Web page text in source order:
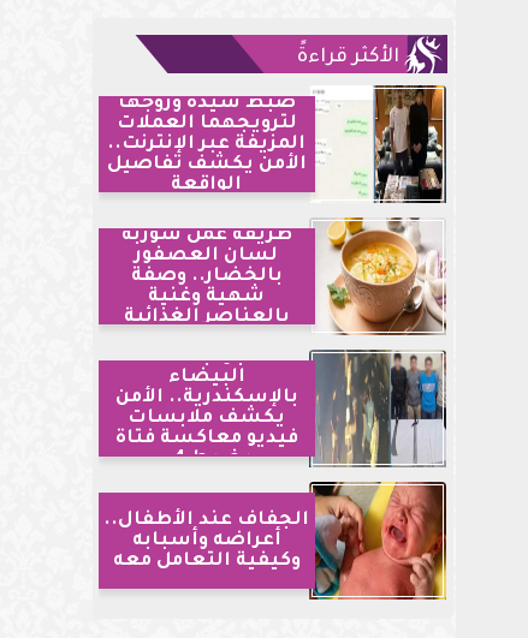
الأكثر قراءةً
ضبط سيدة وزوجها
لترويجهما العملات
المزيفة عبر الإنترنت..
الأمن يكشف تفاصيل
الواقعة
طريقة عمل شوربة
لسان العصفور
بالخضار.. وصفة
شهية وغنية
بالعناصر الغذائية
مشاجرة بالأسلحة
البيضاء
بالإسكندرية.. الأمن
يكشف ملابسات
فيديو معاكسة فتاة
ويضبط 4...
الجفاف عند الأطفال..
أعراضه وأسبابه
وكيفية التعامل معه